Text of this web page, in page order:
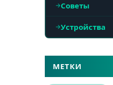
Советы
Устройства
МЕТКИ